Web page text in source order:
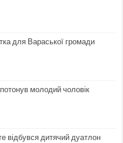
для Вараської громади
молодий чоловік
відбувся дитячий дуатлон